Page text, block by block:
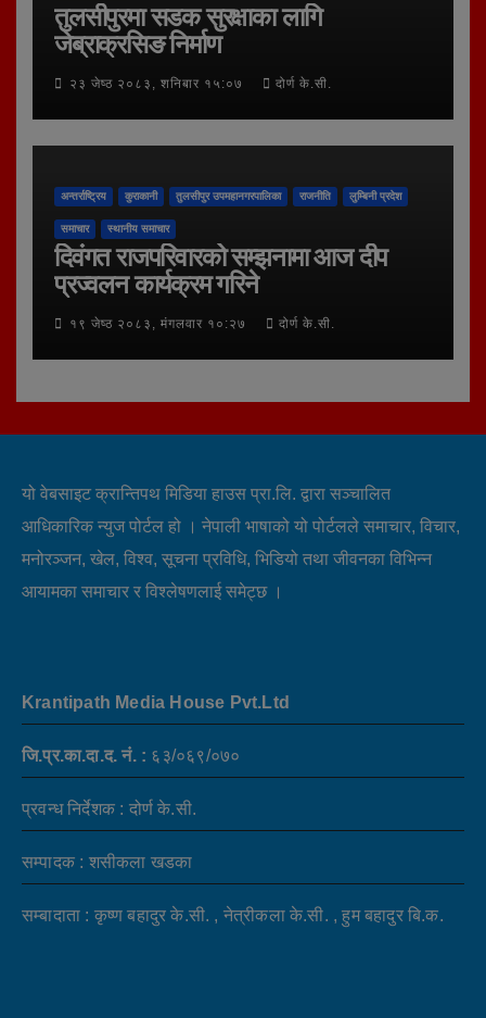
तुलसीपुरमा सडक सुरक्षाका लागि
जेब्राक्रसिङ निर्माण
२३ जेष्ठ २०८३, शनिबार १५:०७ दोर्ण के.सी.
अन्तर्राष्ट्रिय कुराकानी तुलसीपुर उपमहानगरपालिका राजनीति लुम्बिनी प्रदेश
समाचार स्थानीय समाचार
दिवंगत राजपरिवारको सम्झनामा आज दीप
प्रज्वलन कार्यक्रम गरिने
१९ जेष्ठ २०८३, मंगलवार १०:२७ दोर्ण के.सी.
यो वेबसाइट क्रान्तिपथ मिडिया हाउस प्रा.लि. द्वारा सञ्चालित
आधिकारिक न्युज पोर्टल हो । नेपाली भाषाको यो पोर्टलले समाचार, विचार,
मनोरञ्जन, खेल, विश्व, सूचना प्रविधि, भिडियो तथा जीवनका विभिन्न
आयामका समाचार र विश्लेषणलाई समेट्छ ।
Krantipath Media House Pvt.Ltd
जि.प्र.का.दा.द. नं. : ६३/०६९/०७०
प्रवन्ध निर्देशक : दोर्ण के.सी.
सम्पादक : शसीकला खडका
सम्बादाता : कृष्ण बहादुर के.सी. , नेत्रीकला के.सी. , हुम बहादुर बि.क.